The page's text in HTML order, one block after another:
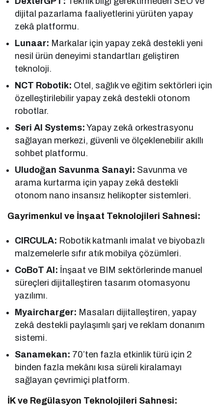
dijital pazarlama faaliyetlerini yürüten yapay
zekâ platformu.
Lunaar: Markalar için yapay zekâ destekli yeni
nesil ürün deneyimi standartları geliştiren
teknoloji.
NCT Robotik: Otel, sağlık ve eğitim sektörleri için
özelleştirilebilir yapay zekâ destekli otonom
robotlar.
Seri AI Systems: Yapay zekâ orkestrasyonu
sağlayan merkezi, güvenli ve ölçeklenebilir akıllı
sohbet platformu.
Uludoğan Savunma Sanayi: Savunma ve
arama kurtarma için yapay zekâ destekli
otonom nano insansız helikopter sistemleri.
Gayrimenkul ve İnşaat Teknolojileri Sahnesi:
CIRCULA: Robotik katmanlı imalat ve biyobazlı
malzemelerle sıfır atık mobilya çözümleri.
CoBoT AI: İnşaat ve BIM sektörlerinde manuel
süreçleri dijitalleştiren tasarım otomasyonu
yazılımı.
Myaircharger: Masaları dijitalleştiren, yapay
zekâ destekli paylaşımlı şarj ve reklam donanım
sistemi.
Sanamekan: 70’ten fazla etkinlik türü için 2
binden fazla mekânı kısa süreli kiralamayı
sağlayan çevrimiçi platform.
İK ve Regülasyon Teknolojileri Sahnesi: